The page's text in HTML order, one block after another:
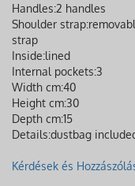
Handles:2 handles
Shoulder strap:
strap
Inside:lined
Internal pockets:3
Width cm:40
Height cm:30
Depth cm:15
Details:dustbag
Kérdések és